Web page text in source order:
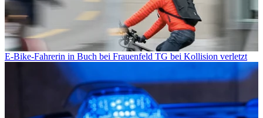
E-Bike-Fahrerin in Buch bei Frauenfeld TG bei Kollision verletzt